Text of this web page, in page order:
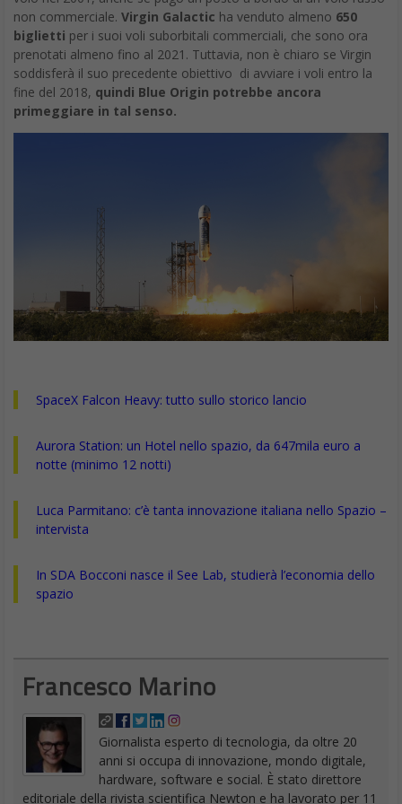
non commerciale. Virgin Galactic ha venduto almeno 650
biglietti per i suoi voli suborbitali commerciali, che sono ora
prenotati almeno fino al 2021. Tuttavia, non è chiaro se Virgin
soddisferà il suo precedente obiettivo di avviare i voli entro la
fine del 2018, quindi Blue Origin potrebbe ancora
primeggiare in tal senso.
SpaceX Falcon Heavy: tutto sullo storico lancio
Aurora Station: un Hotel nello spazio, da 647mila euro a
notte (minimo 12 notti)
Luca Parmitano: c’è tanta innovazione italiana nello Spazio –
intervista
In SDA Bocconi nasce il See Lab, studierà l’economia dello
spazio
Francesco Marino
Giornalista esperto di tecnologia, da oltre 20
anni si occupa di innovazione, mondo digitale,
hardware, software e social. È stato direttore
editoriale della rivista scientifica Newton e ha lavorato per 11